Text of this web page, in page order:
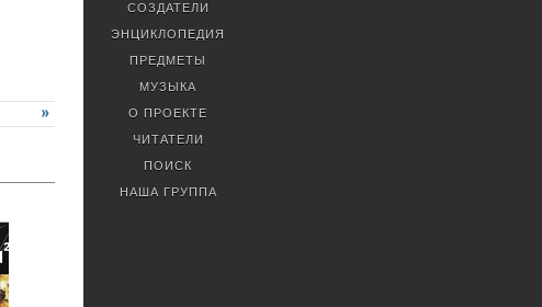
СОЗДАТЕЛИ
ЭНЦИКЛОПЕДИЯ
ПРЕДМЕТЫ
МУЗЫКА
О ПРОЕКТЕ
ЧИТАТЕЛИ
ПОИСК
НАША ГРУППА